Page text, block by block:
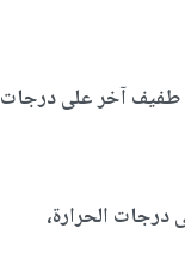
طفيف آخر على درجات
درجات الحرارة،